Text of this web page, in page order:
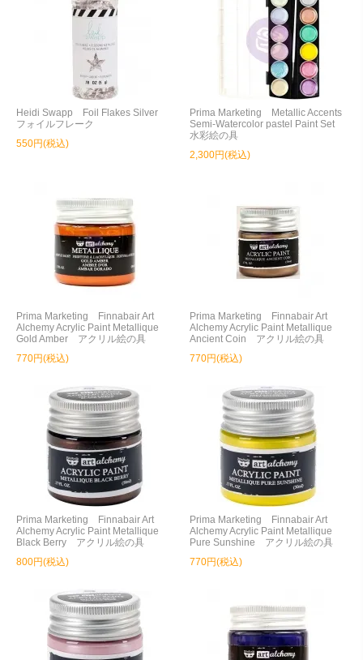
Heidi Swapp Foil Flakes Silver
フォイルフレーク
550円(税込)
Prima Marketing Metallic Accents
Semi-Watercolor pastel Paint Set
水彩絵の具
2,300円(税込)
Prima Marketing Finnabair Art
Alchemy Acrylic Paint Metallique
Gold Amber アクリル絵の具
770円(税込)
Prima Marketing Finnabair Art
Alchemy Acrylic Paint Metallique
Ancient Coin アクリル絵の具
770円(税込)
Prima Marketing Finnabair Art
Alchemy Acrylic Paint Metallique
Black Berry アクリル絵の具
800円(税込)
Prima Marketing Finnabair Art
Alchemy Acrylic Paint Metallique
Pure Sunshine アクリル絵の具
770円(税込)